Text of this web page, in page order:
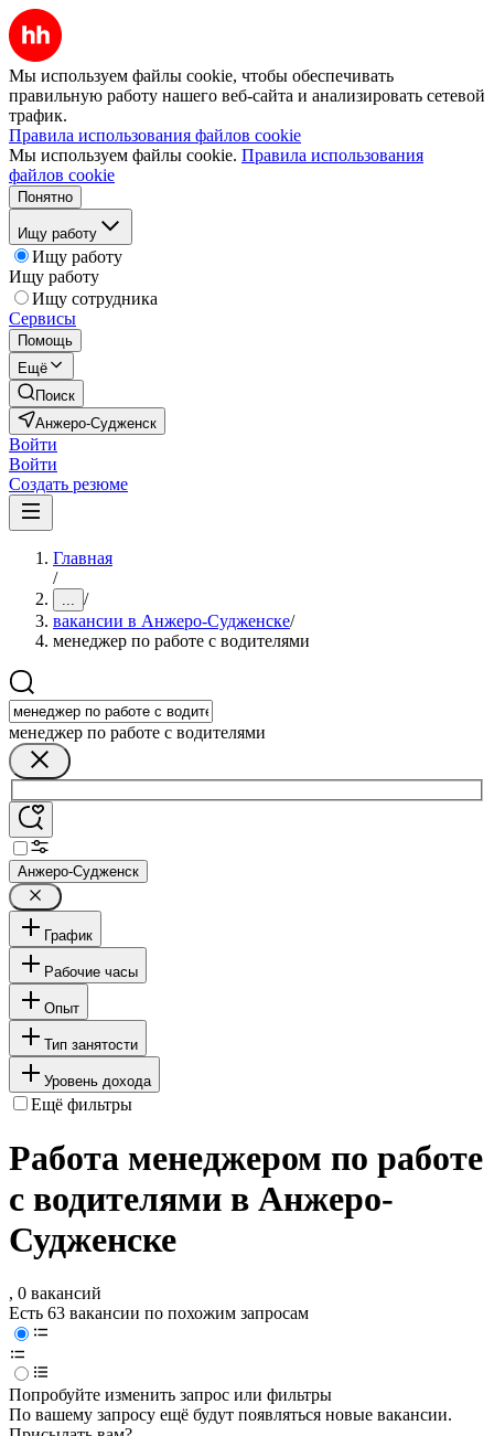
Мы используем файлы cookie, чтобы обеспечивать
правильную работу нашего веб-сайта и анализировать сетевой
трафик.
Правила использования файлов cookie
Мы используем файлы cookie. Правила использования
файлов cookie
Понятно
Ищу работу
Ищу работу
Ищу работу
Ищу сотрудника
Сервисы
Помощь
Ещё
Поиск
Анжеро-Судженск
Войти
Войти
Создать резюме
Главная
/
... /
вакансии в Анжеро-Судженске/
менеджер по работе с водителями
менеджер по работе с водителями
Анжеро-Судженск
График
Рабочие часы
Опыт
Тип занятости
Уровень дохода
Ещё фильтры
Работа менеджером по работе
с водителями в Анжеро-
Судженске
, 0 вакансий
Есть 63 вакансии по похожим запросам
Попробуйте изменить запрос или фильтры
По вашему запросу ещё будут появляться новые вакансии.